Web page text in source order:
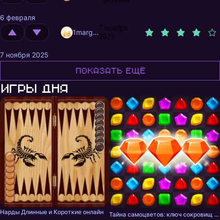
6 февраля
1margoshka
7 ноября
2025
7 ноября 2025
Показать ещё
Игры дня
Нарды Длинные и Короткие онлайн Тайна самоцветов: ключ сокровищ - три в ряд